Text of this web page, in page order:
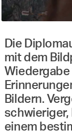
Die
mit dem
Wiedergabe
Bildern.
schwieriger,
einem